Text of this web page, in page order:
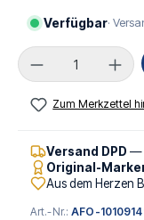
Verfügbar·
Produkt
Zum Merkzettel
Versand DPD —
Original-
Aus dem Herzen
Art.-Nr.:AFO-